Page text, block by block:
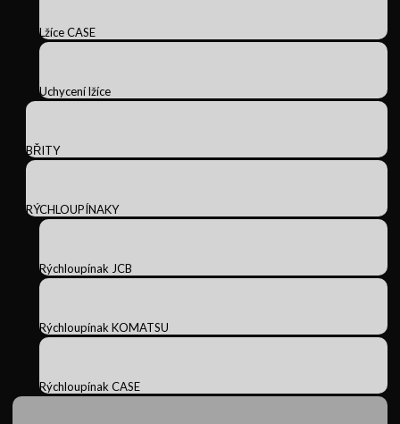
Lžíce CASE
Uchycení lžíce
BŘITY
RÝCHLOUPÍNAKY
Rýchloupínak JCB
Rýchloupínak KOMATSU
Rýchloupínak CASE